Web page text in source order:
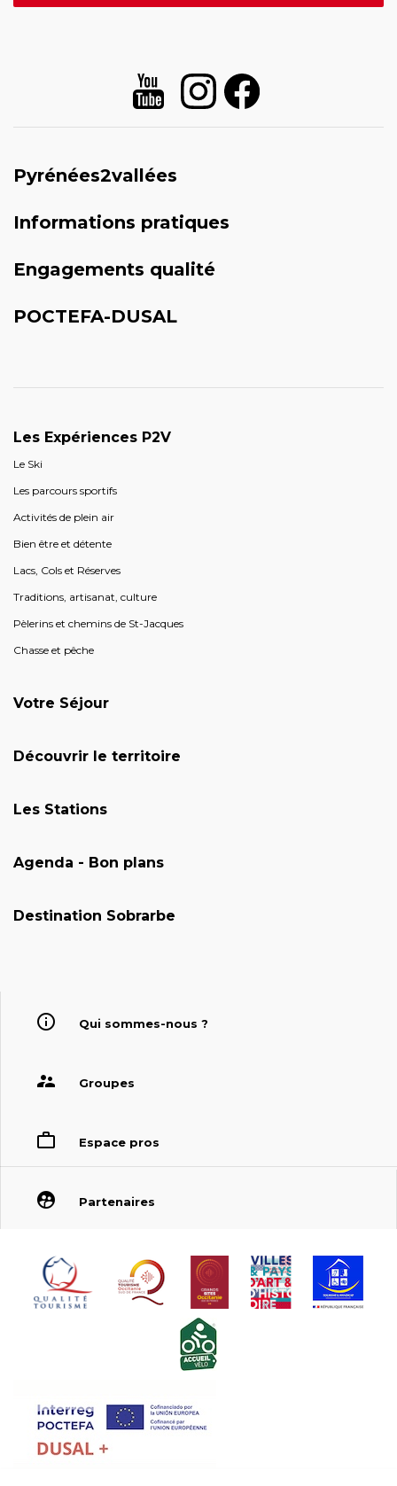
Pyrénées2vallées
Informations pratiques
Engagements qualité
POCTEFA-DUSAL
Les Expériences P2V
Le Ski
Les parcours sportifs
Activités de plein air
Bien être et détente
Lacs, Cols et Réserves
Traditions, artisanat, culture
Pèlerins et chemins de St-Jacques
Chasse et pêche
Votre Séjour
Découvrir le territoire
Les Stations
Agenda - Bon plans
Destination Sobrarbe
Qui sommes-nous ?
Groupes
Espace pros
Partenaires